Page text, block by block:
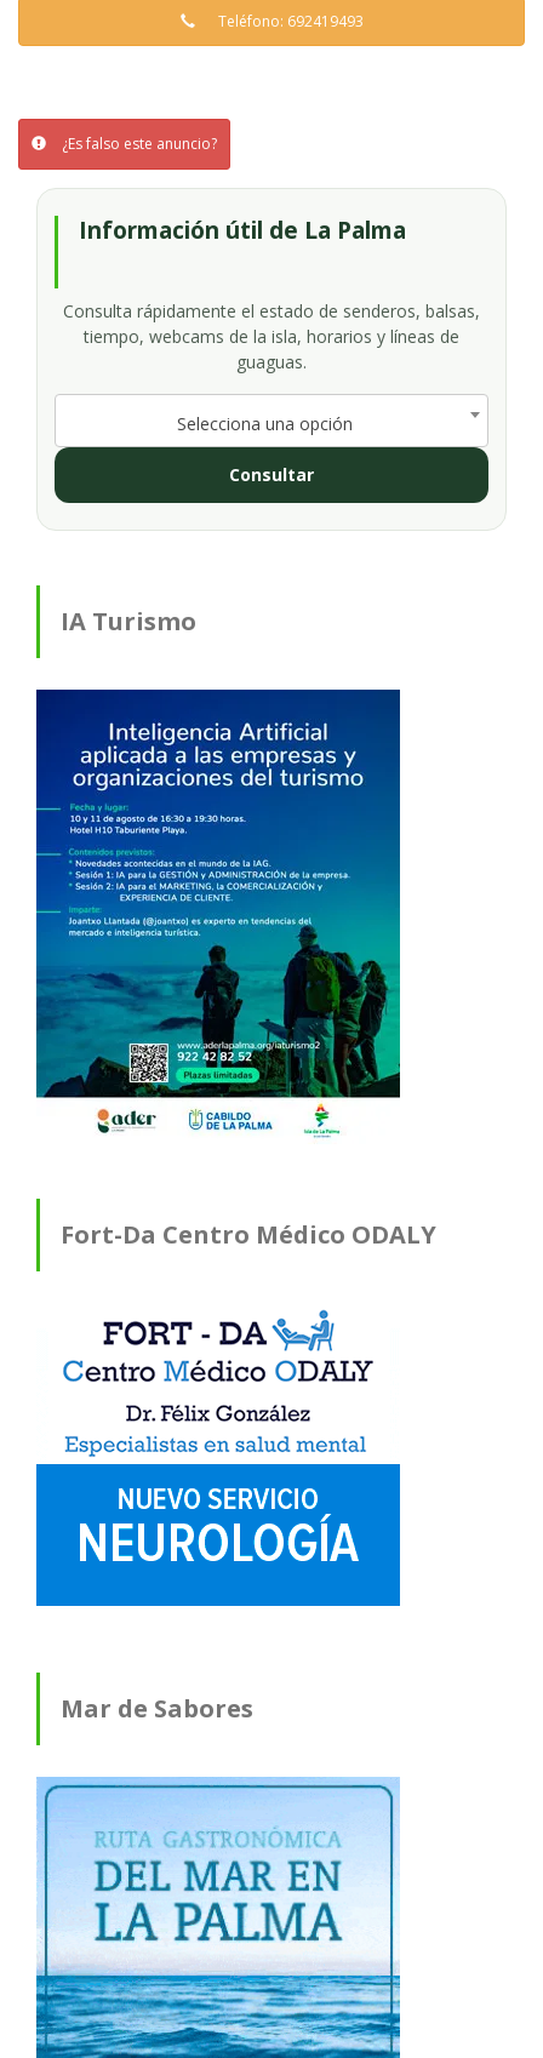
Teléfono: 692419493
¿Es falso este anuncio?
Información útil de La Palma
Consulta rápidamente el estado de senderos, balsas,
tiempo, webcams de la isla, horarios y líneas de
guaguas.
Selecciona una opción
Consultar
IA Turismo
Fort-Da Centro Médico ODALY
Mar de Sabores